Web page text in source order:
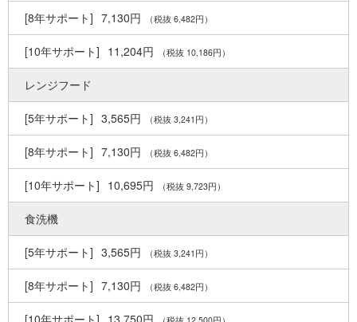
7,130円 （税抜 6,482円）
11,204円 （税抜 10,186円）
レンジフード
3,565円 （税抜 3,241円）
7,130円 （税抜 6,482円）
10,695円 （税抜 9,723円）
食洗機
3,565円 （税抜 3,241円）
7,130円 （税抜 6,482円）